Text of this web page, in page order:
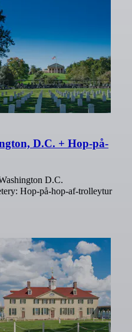
D.C. + Hop-på-
D.C.
Hop-på-hop-af-trolleytur